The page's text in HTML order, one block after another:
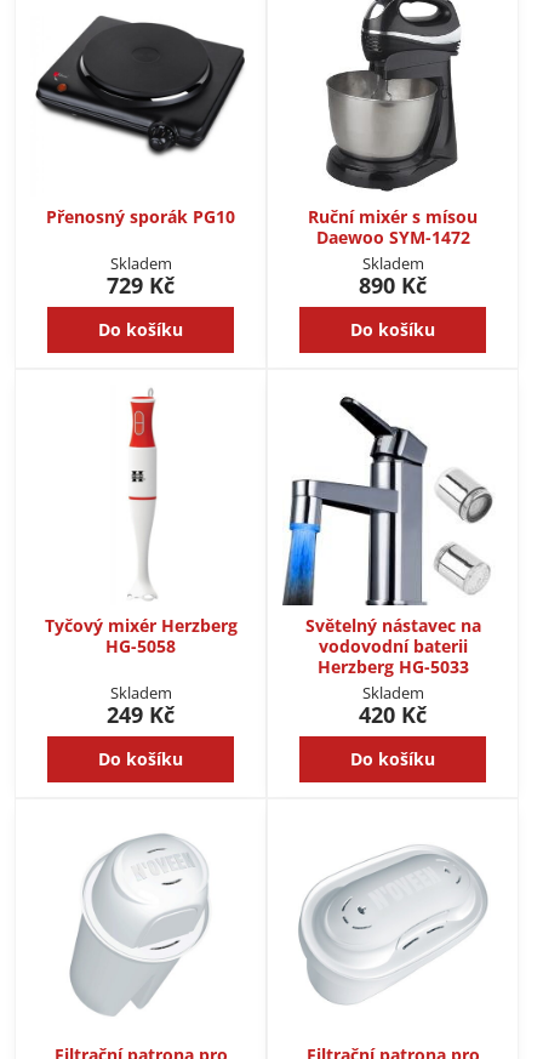
Přenosný sporák PG10
Skladem
729 Kč
Do košíku
Ruční mixér s mísou
Daewoo SYM-1472
Skladem
890 Kč
Do košíku
Tyčový mixér Herzberg
HG-5058
Skladem
249 Kč
Do košíku
Světelný nástavec na
vodovodní baterii
Herzberg HG-5033
Skladem
420 Kč
Do košíku